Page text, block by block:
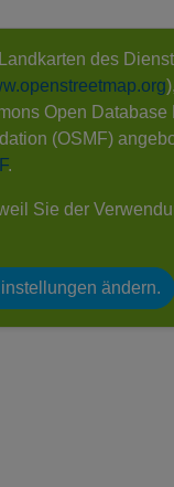
des
Open Database
(OSMF)
.
Sie der
ändern.